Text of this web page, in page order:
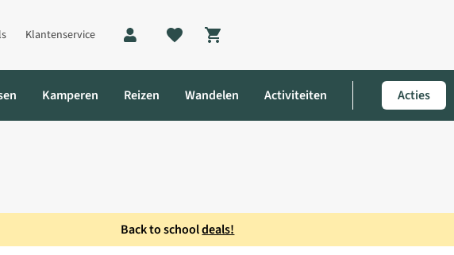
Klantenservice
Shopping cart
Kamperen Reizen Wandelen Activiteiten Acties
Back to schooldeals!